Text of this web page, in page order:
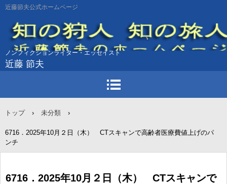
近藤節夫公式ホームページ
ノンフィクションライター・エッセイスト
近藤 節夫
トップ › 未分類 ›
6716．2025年10月２日（木） CTスキャンで高齢者医療費値上げのパ
ンチ
6716．2025年10月２日（木） CTスキャンで